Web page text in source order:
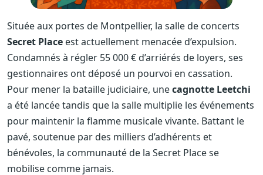
Située aux portes de Montpellier, la salle de concerts
Secret Place est actuellement menacée d’expulsion.
Condamnés à régler 55 000 € d’arriérés de loyers, ses
gestionnaires ont déposé un pourvoi en cassation.
Pour mener la bataille judiciaire, unecagnotte Leetchi
a été lancée tandis que la salle multiplie les événements
pour maintenir la flamme musicale vivante. Battant le
pavé, soutenue par des milliers d’adhérents et
bénévoles, la communauté de la Secret Place se
mobilise comme jamais.